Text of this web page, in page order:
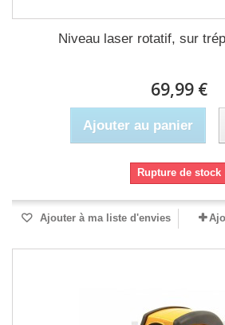
Niveau laser rotatif, sur
69,99 €
Ajouter au panier
Rupture de stock
Ajouter à ma liste d'envies